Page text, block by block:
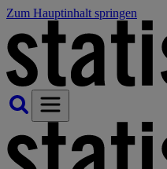
Zum Hauptinhalt springen